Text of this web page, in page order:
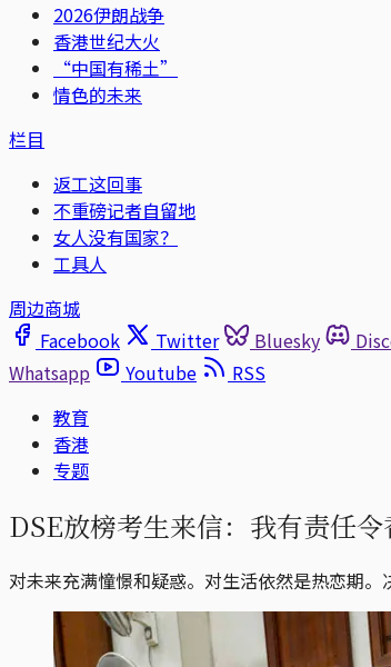
2026伊朗战争
香港世纪大火
“中国有稀土”
情色的未来
栏目
返工这回事
不重磅记者自留地
女人没有国家？
工具人
周边商城
Facebook
Twitter Bluesky
Whatsapp
Youtube
RSS
教育
香港
专题
DSE放榜考生来信：我有责任
对未来充满憧憬和疑惑。对生活依然是热恋期。